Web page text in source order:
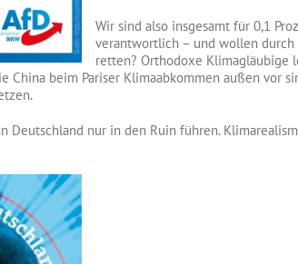
Wir sind also insgesamt für 0,1
verantwortlich – und wollen durch
retten? Orthodoxe Klimagläubige
China beim Pariser Klimaabkommen außen vor
Deutschland nur in den Ruin führen.